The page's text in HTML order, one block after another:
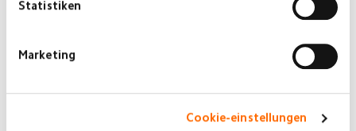
Statistiken
Marketing
Cookie-einstellungen